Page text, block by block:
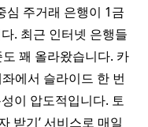
심 주거래 은행이 1금
. 최근 인터넷 은행들
꽤 올라왔습니다. 카
에서 슬라이드 한 번
이 압도적입니다. 토
받기’ 서비스로 매일